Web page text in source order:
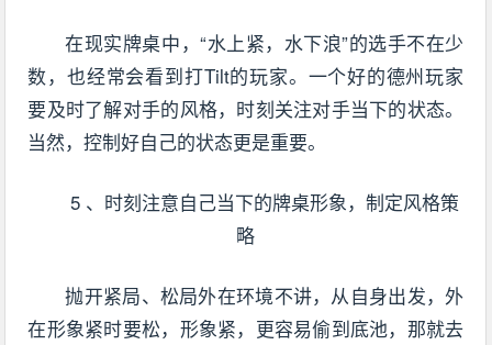
在现实牌桌中，“水上紧，水下浪”的选手不在少
数，也经常会看到打Tilt的玩家。一个好的德州玩家
要及时了解对手的风格，时刻关注对手当下的状态。
当然，控制好自己的状态更是重要。
5 、时刻注意自己当下的牌桌形象，制定风格策
略
抛开紧局、松局外在环境不讲，从自身出发，外
在形象紧时要松，形象紧，更容易偷到底池，那就去